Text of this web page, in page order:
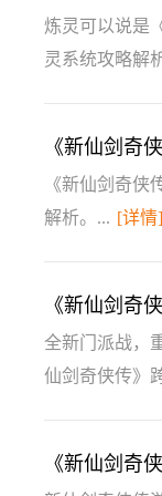
炼灵可以说是
灵系统攻略解
《新仙剑奇
《新仙剑奇侠
解析。... [详情]
《新仙剑奇
全新门派战，
仙剑奇侠传》
《新仙剑奇